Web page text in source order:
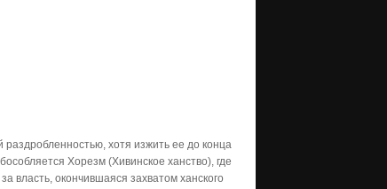
хотя изжить ее до конца
Хорезм (Хивинское ханство), где
власть, окончившаяся захватом ханского